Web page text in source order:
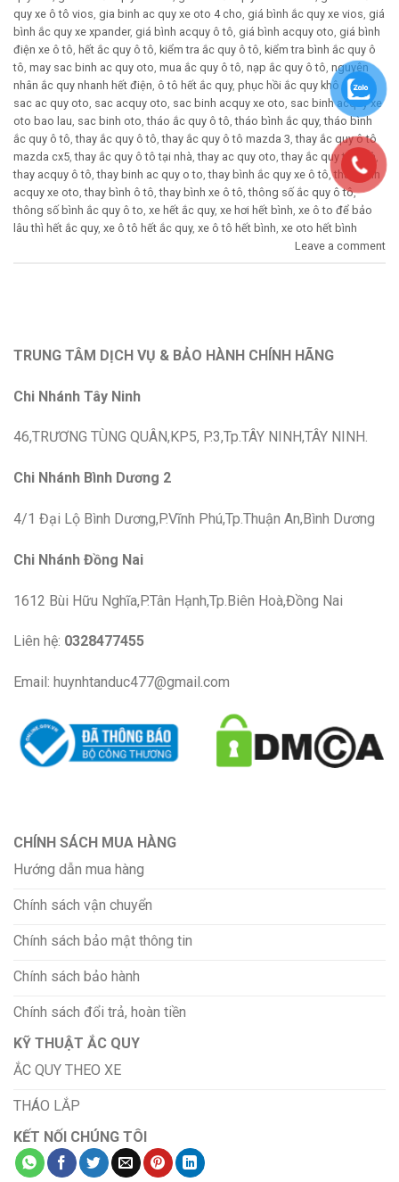
quy xe ô tô vios, gia binh ac quy xe oto 4 cho, giá bình ắc quy xe vios, giá
bình ắc quy xe xpander, giá bình acquy ô tô, giá bình acquy oto, giá bình
điện xe ô tô, hết ắc quy ô tô, kiểm tra ắc quy ô tô, kiểm tra bình ắc quy ô
tô, may sac binh ac quy oto, mua ắc quy ô tô, nạp ắc quy ô tô, nguyên
nhân ắc quy nhanh hết điện, ô tô hết ắc quy, phục hồi ắc quy khô ô tô,
sac ac quy oto, sac acquy oto, sac binh acquy xe oto, sac binh acquy xe
oto bao lau, sac binh oto,tháo ắc quy ô tô,tháo bình ắc quy,tháo bình
ắc quy ô tô,thay ắc quy ô tô,thay ắc quy ô tô mazda 3,thay ắc quy ô tô
mazda cx5,thay ắc quy ô tô tại nhà,thay ac quy oto,thay ắc quy tại nhà,
thay acquy ô tô,thay binh ac quy o to,thay bình ắc quy xe ô tô,thay binh
acquy xe oto,thay bình ô tô,thay bình xe ô tô,thông số ắc quy ô tô,
thông số bình ắc quy ô to, xe hết ắc quy, xe hơi hết bình, xe ô to để bảo
lâu thì hết ắc quy, xe ô tô hết ắc quy, xe ô tô hết bình, xe oto hết bình
Leave a comment
TRUNG TÂM DỊCH VỤ & BẢO HÀNH CHÍNH HÃNG
Chi Nhánh Tây Ninh
46,TRƯƠNG TÙNG QUÂN,KP5, P.3,Tp.TÂY NINH,TÂY NINH.
Chi Nhánh Bình Dương 2
4/1 Đại Lộ Bình Dương,P.Vĩnh Phú,Tp.Thuận An,Bình Dương
Chi Nhánh Đồng Nai
1612 Bùi Hữu Nghĩa,P.Tân Hạnh,Tp.Biên Hoà,Đồng Nai
Liên hệ: 0328477455
Email: huynhtanduc477@gmail.com
CHÍNH SÁCH MUA HÀNG
Hướng dẫn mua hàng
Chính sách vận chuyển
Chính sách bảo mật thông tin
Chính sách bảo hành
Chính sách đổi trả, hoàn tiền
KỸ THUẬT ẮC QUY
ẮC QUY THEO XE
THÁO LẮP
KẾT NỐI CHÚNG TÔI